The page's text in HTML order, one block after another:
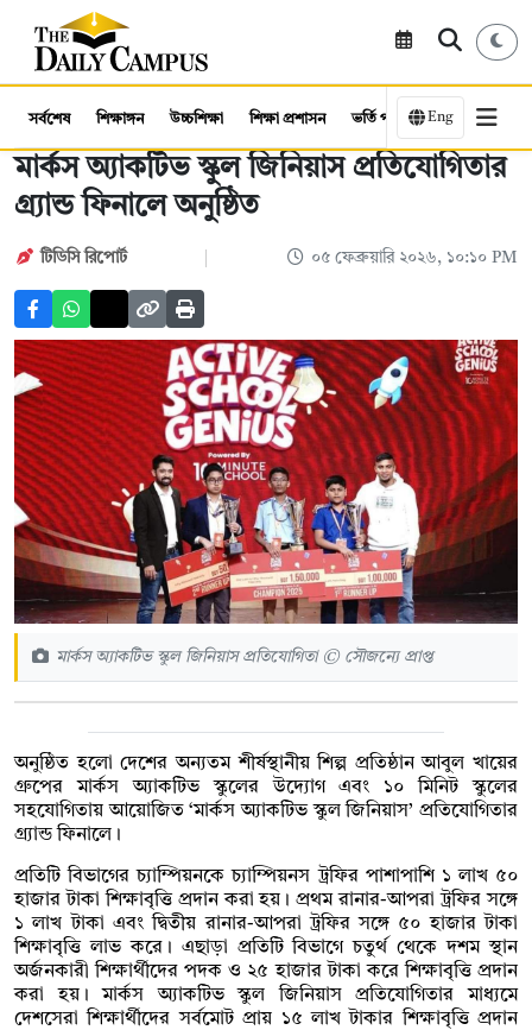
সর্বশেষ শিক্ষাঙ্গন উচ্চশিক্ষা শিক্ষা প্রশাসন ভর্তি পরীক্ষা কর্মসংস্থান
Eng
মার্কস অ্যাকটিভ স্কুল জিনিয়াস প্রতিযোগিতার
গ্র্যান্ড ফিনালে অনুষ্ঠিত
টিডিসি রিপোর্ট ০৫ ফেব্রুয়ারি ২০২৬, ১০:১০ PM
মার্কস অ্যাকটিভ স্কুল জিনিয়াস প্রতিযোগিতা © সৌজন্যে প্রাপ্ত
অনুষ্ঠিত হলো দেশের অন্যতম শীর্ষস্থানীয় শিল্প প্রতিষ্ঠান আবুল খায়ের
গ্রুপের মার্কস অ্যাকটিভ স্কুলের উদ্যোগ এবং ১০ মিনিট স্কুলের
সহযোগিতায় আয়োজিত ‘মার্কস অ্যাকটিভ স্কুল জিনিয়াস’ প্রতিযোগিতার
গ্র্যান্ড ফিনালে।
প্রতিটি বিভাগের চ্যাম্পিয়নকে চ্যাম্পিয়নস ট্রফির পাশাপাশি ১ লাখ ৫০
হাজার টাকা শিক্ষাবৃত্তি প্রদান করা হয়। প্রথম রানার-আপরা ট্রফির সঙ্গে
১ লাখ টাকা এবং দ্বিতীয় রানার-আপরা ট্রফির সঙ্গে ৫০ হাজার টাকা
শিক্ষাবৃত্তি লাভ করে। এছাড়া প্রতিটি বিভাগে চতুর্থ থেকে দশম স্থান
অর্জনকারী শিক্ষার্থীদের পদক ও ২৫ হাজার টাকা করে শিক্ষাবৃত্তি প্রদান
করা হয়। মার্কস অ্যাকটিভ স্কুল জিনিয়াস প্রতিযোগিতার মাধ্যমে
দেশসেরা শিক্ষার্থীদের সর্বমোট প্রায় ১৫ লাখ টাকার শিক্ষাবৃত্তি প্রদান